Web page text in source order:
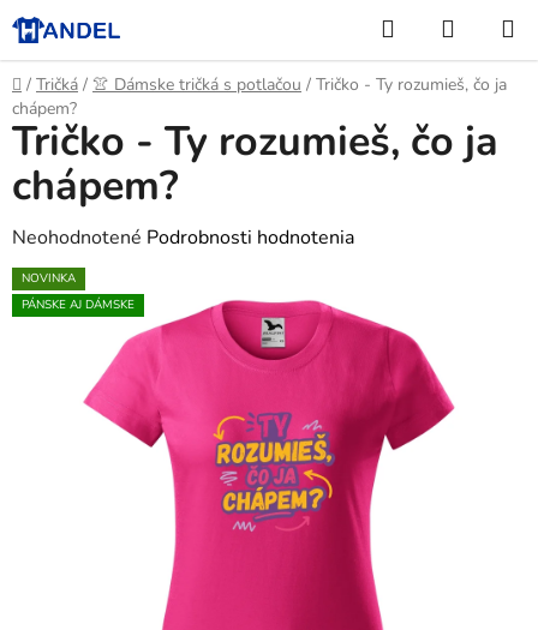
Prejsť
na
obsah
Hľadať
KOŠÍK
Domov
/ Tričká / 👚 Dámske tričká s potlačou / Tričko - Ty rozumieš, čo ja
chápem?
Tričko - Ty rozumieš, čo ja
chápem?
Priemerné
hodnotenie
produktu
Neohodnotené Podrobnosti hodnotenia
NOVINKA
PÁNSKE AJ DÁMSKE